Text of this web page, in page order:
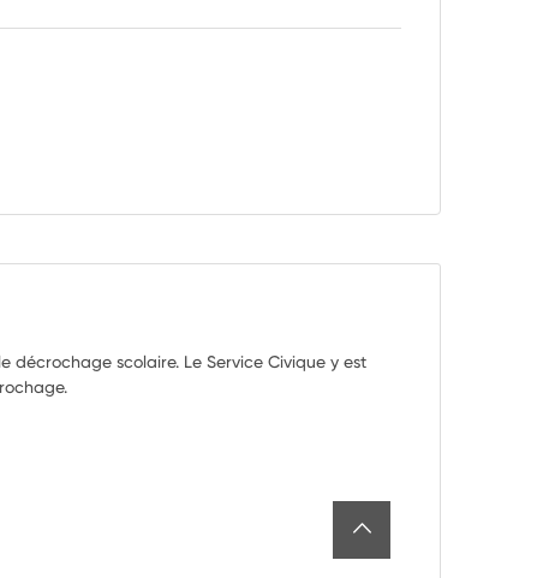
décrochage scolaire. Le Service Civique y est